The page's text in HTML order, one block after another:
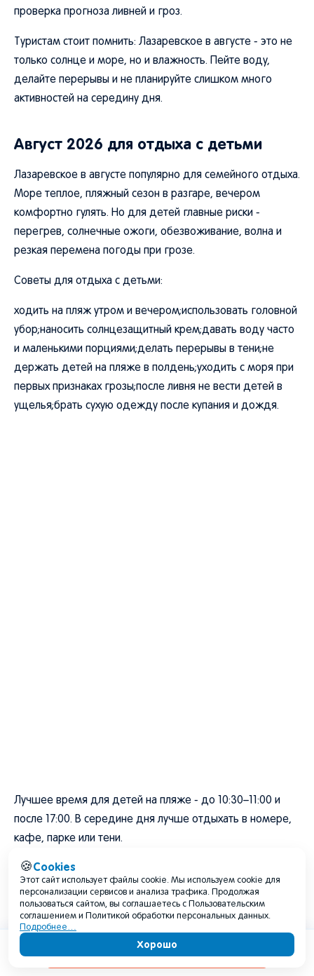
проверка прогноза ливней и гроз.
Туристам стоит помнить: Лазаревское в августе - это не
только солнце и море, но и влажность. Пейте воду,
делайте перерывы и не планируйте слишком много
активностей на середину дня.
Август 2026 для отдыха с детьми
Лазаревское в августе популярно для семейного отдыха.
Море теплое, пляжный сезон в разгаре, вечером
комфортно гулять. Но для детей главные риски -
перегрев, солнечные ожоги, обезвоживание, волна и
резкая перемена погоды при грозе.
Советы для отдыха с детьми:
ходить на пляж утром и вечером;использовать головной
убор;наносить солнцезащитный крем;давать воду часто
и маленькими порциями;делать перерывы в тени;не
держать детей на пляже в полдень;уходить с моря при
первых признаках грозы;после ливня не вести детей в
ущелья;брать сухую одежду после купания и дождя.
Лучшее время для детей на пляже - до 10:30–11:00 и
после 17:00. В середине дня лучше отдыхать в номере,
кафе, парке или тени.
Август 2026 для жителей
Для жителей Лазаревского август будет месяцем
курортного пика, жары, влажности и ливневых рисков. В
быту важно учитывать нагрузку на транспорт, пляжи,
Содержание
🍪Cookies
Этот сайт использует файлы cookie. Мы используем cookie для
персонализации сервисов и анализа трафика. Продолжая
пользоваться сайтом, вы соглашаетесь с Пользовательским
соглашением и Политикой обработки персональных данных.
Подробнее…
Хорошо